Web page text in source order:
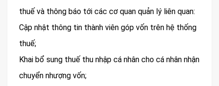
thuế và thông báo tới các cơ quan quản lý liên quan:
Cập nhật thông tin thành viên góp vốn trên hệ thống
thuế;
Khai bổ sung thuế thu nhập cá nhân cho cá nhân nhận
chuyển nhượng vốn;